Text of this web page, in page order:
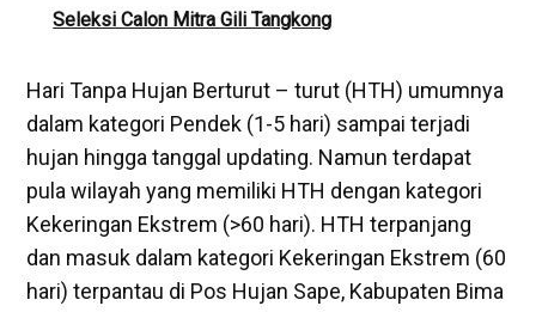
Seleksi Calon Mitra Gili Tangkong
Hari Tanpa Hujan Berturut – turut (HTH) umumnya
dalam kategori Pendek (1-5 hari) sampai terjadi
hujan hingga tanggal updating. Namun terdapat
pula wilayah yang memiliki HTH dengan kategori
Kekeringan Ekstrem (>60 hari). HTH terpanjang
dan masuk dalam kategori Kekeringan Ekstrem (60
hari) terpantau di Pos Hujan Sape, Kabupaten Bima